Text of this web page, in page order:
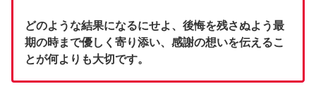
どのような結果になるにせよ、後悔を残さぬよう最
期の時まで優しく寄り添い、感謝の想いを伝えるこ
とが何よりも大切です。